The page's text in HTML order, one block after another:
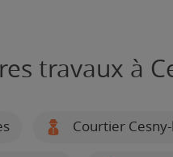
travaux à
Courtier